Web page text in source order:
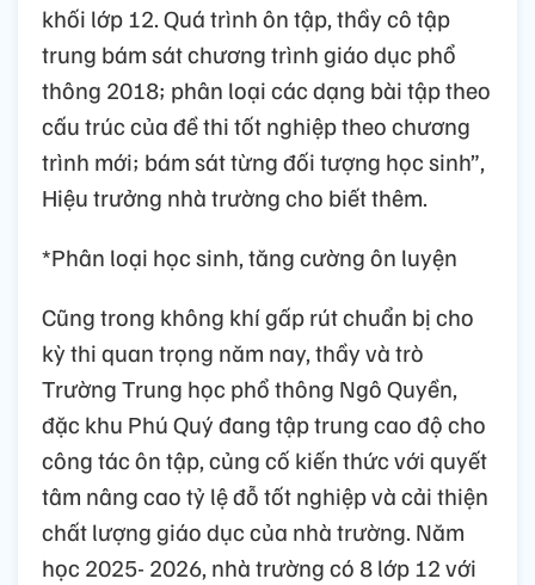
khối lớp 12. Quá trình ôn tập, thầy cô tập
trung bám sát chương trình giáo dục phổ
thông 2018; phân loại các dạng bài tập theo
cấu trúc của đề thi tốt nghiệp theo chương
trình mới; bám sát từng đối tượng học sinh”,
Hiệu trưởng nhà trường cho biết thêm.
*Phân loại học sinh, tăng cường ôn luyện
Cũng trong không khí gấp rút chuẩn bị cho
kỳ thi quan trọng năm nay, thầy và trò
Trường Trung học phổ thông Ngô Quyền,
đặc khu Phú Quý đang tập trung cao độ cho
công tác ôn tập, củng cố kiến thức với quyết
tâm nâng cao tỷ lệ đỗ tốt nghiệp và cải thiện
chất lượng giáo dục của nhà trường. Năm
học 2025- 2026, nhà trường có 8 lớp 12 với